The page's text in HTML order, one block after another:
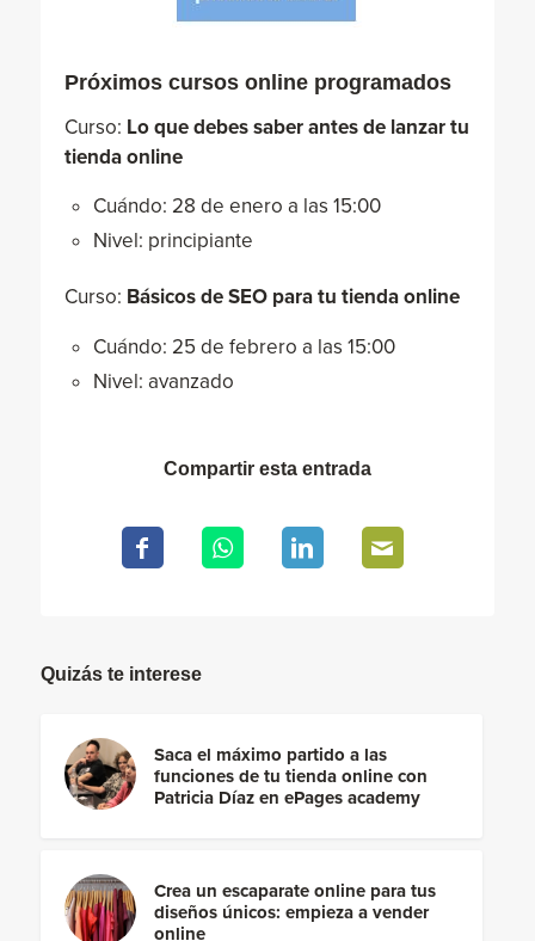
Próximos cursos online programados
Curso: Lo que debes saber antes de lanzar tu
tienda online
Cuándo: 28 de enero a las 15:00
Nivel: principiante
Curso: Básicos de SEO para tu tienda online
Cuándo: 25 de febrero a las 15:00
Nivel: avanzado
Compartir esta entrada
Quizás te interese
Saca el máximo partido a las
funciones de tu tienda online con
Patricia Díaz en ePages academy
Crea un escaparate online para tus
diseños únicos: empieza a vender
online